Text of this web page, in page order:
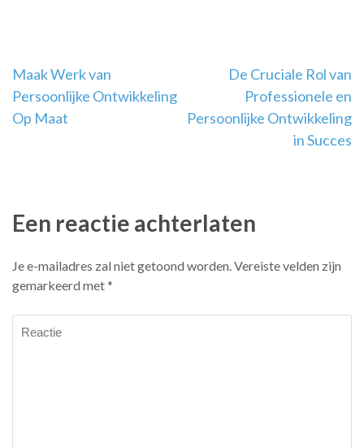
Berichtnavigatie
Maak Werk van
Persoonlijke Ontwikkeling
Op Maat
De Cruciale Rol van
Professionele en
Persoonlijke Ontwikkeling
in Succes
Een reactie achterlaten
Je e-mailadres zal niet getoond worden.Vereiste velden zijn
gemarkeerd met*